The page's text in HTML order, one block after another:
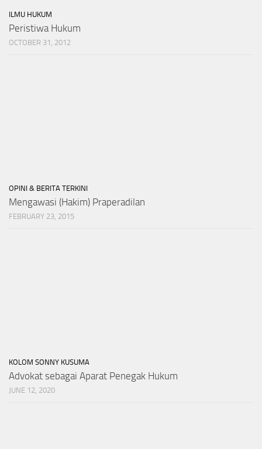
ILMU HUKUM
Peristiwa Hukum
OCTOBER 31, 2012
OPINI & BERITA TERKINI
Mengawasi (Hakim) Praperadilan
FEBRUARY 23, 2015
KOLOM SONNY KUSUMA
Advokat sebagai Aparat Penegak Hukum
JUNE 12, 2020